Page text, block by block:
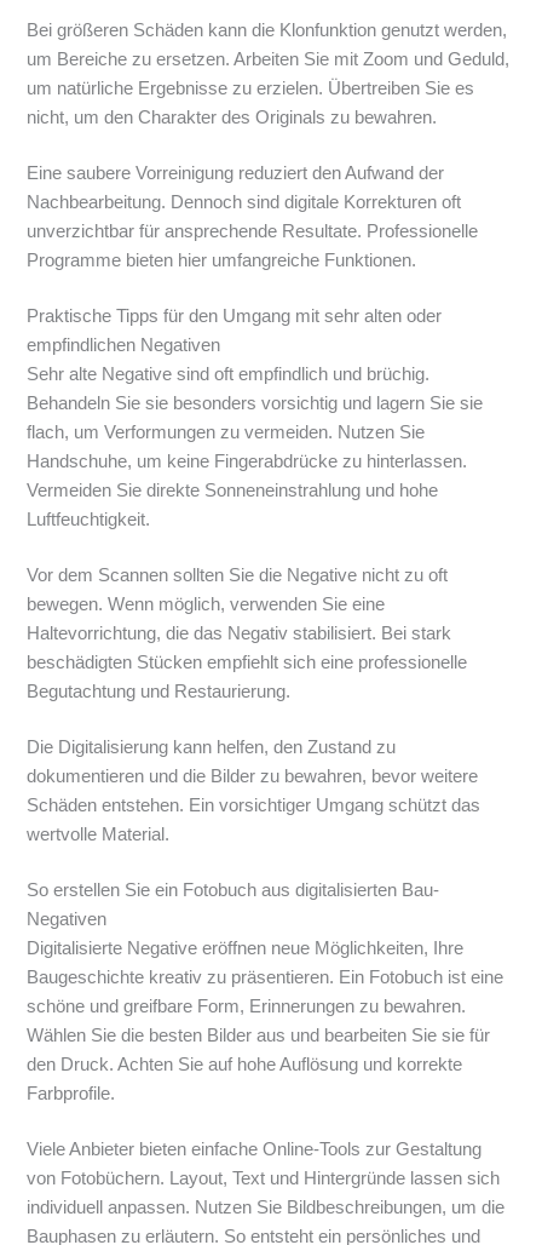
Bei größeren Schäden kann die Klonfunktion genutzt werden,
um Bereiche zu ersetzen. Arbeiten Sie mit Zoom und Geduld,
um natürliche Ergebnisse zu erzielen. Übertreiben Sie es
nicht, um den Charakter des Originals zu bewahren.
Eine saubere Vorreinigung reduziert den Aufwand der
Nachbearbeitung. Dennoch sind digitale Korrekturen oft
unverzichtbar für ansprechende Resultate. Professionelle
Programme bieten hier umfangreiche Funktionen.
Praktische Tipps für den Umgang mit sehr alten oder
empfindlichen Negativen
Sehr alte Negative sind oft empfindlich und brüchig.
Behandeln Sie sie besonders vorsichtig und lagern Sie sie
flach, um Verformungen zu vermeiden. Nutzen Sie
Handschuhe, um keine Fingerabdrücke zu hinterlassen.
Vermeiden Sie direkte Sonneneinstrahlung und hohe
Luftfeuchtigkeit.
Vor dem Scannen sollten Sie die Negative nicht zu oft
bewegen. Wenn möglich, verwenden Sie eine
Haltevorrichtung, die das Negativ stabilisiert. Bei stark
beschädigten Stücken empfiehlt sich eine professionelle
Begutachtung und Restaurierung.
Die Digitalisierung kann helfen, den Zustand zu
dokumentieren und die Bilder zu bewahren, bevor weitere
Schäden entstehen. Ein vorsichtiger Umgang schützt das
wertvolle Material.
So erstellen Sie ein Fotobuch aus digitalisierten Bau-
Negativen
Digitalisierte Negative eröffnen neue Möglichkeiten, Ihre
Baugeschichte kreativ zu präsentieren. Ein Fotobuch ist eine
schöne und greifbare Form, Erinnerungen zu bewahren.
Wählen Sie die besten Bilder aus und bearbeiten Sie sie für
den Druck. Achten Sie auf hohe Auflösung und korrekte
Farbprofile.
Viele Anbieter bieten einfache Online-Tools zur Gestaltung
von Fotobüchern. Layout, Text und Hintergründe lassen sich
individuell anpassen. Nutzen Sie Bildbeschreibungen, um die
Bauphasen zu erläutern. So entsteht ein persönliches und